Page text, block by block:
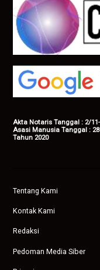
Akta Notaris Tanggal : 2/
Asasi Manusia Tanggal : 28
Tahun 2020
Tentang Kami
Kontak Kami
Redaksi
Pedoman Media Siber